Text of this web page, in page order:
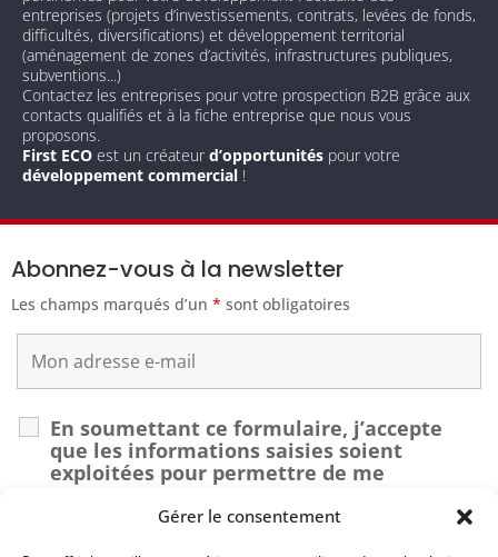
Gérer le consentement
entreprises (projets d’investissements, contrats, levées de fonds,
difficultés, diversifications) et développement territorial
(aménagement de zones d’activités, infrastructures publiques,
subventions...)
Contactez les entreprises pour votre prospection B2B grâce aux
contacts qualifiés et à la fiche entreprise que nous vous
proposons.
First ECO est un créateurd’opportunités pour votre
développement commercial !
Abonnez-vous à la newsletter
Les champs marqués d’un * sont obligatoires
En soumettant ce formulaire, j’accepte
que les informations saisies soient
exploitées pour permettre de me